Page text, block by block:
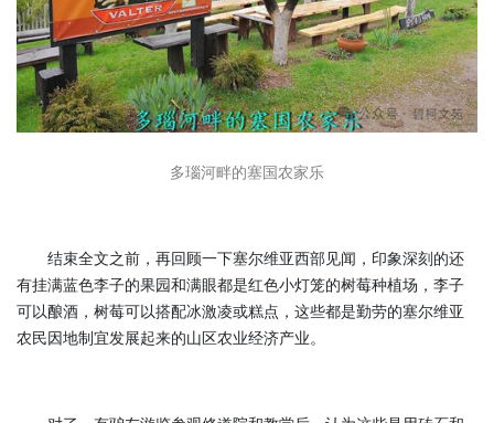
多瑙河畔的塞国农家乐
结束全文之前，再回顾一下塞尔维亚西部见闻，印象深刻的还
有挂满蓝色李子的果园和满眼都是红色小灯笼的树莓种植场，李子
可以酿酒，树莓可以搭配冰激凌或糕点，这些都是勤劳的塞尔维亚
农民因地制宜发展起来的山区农业经济产业。